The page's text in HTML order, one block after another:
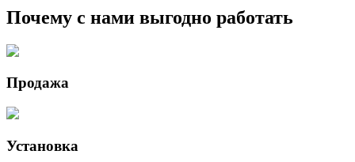
Почему с нами выгодно работать
Продажа
Установка